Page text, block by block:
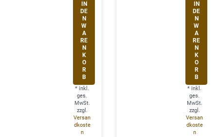
IN
DE
N
W
A
RE
N
K
O
R
B
* inkl.
ges.
MwSt.
zzgl.
Versan
dkoste
n
IN
DE
N
W
A
RE
N
K
O
R
B
* inkl.
ges.
MwSt.
zzgl.
Versan
dkoste
n